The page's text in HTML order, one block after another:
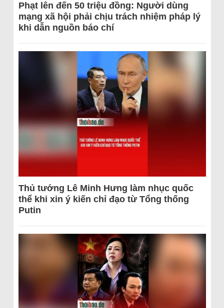
Phạt lên đến 50 triệu đồng: Người dùng
mạng xã hội phải chịu trách nhiệm pháp lý
khi dẫn nguồn báo chí
Thủ tướng Lê Minh Hưng làm nhục quốc
thể khi xin ý kiến chỉ đạo từ Tổng thống
Putin